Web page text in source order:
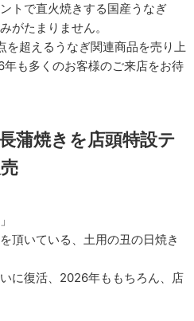
トで直火焼きする国産うなぎ
がたまりません。
を超えるうなぎ関連商品を売り上
も多くのお客様のご来店をお待
蒲焼きを店頭特設テ
頂いている、土用の丑の日焼き
に復活、2026年ももちろん、店